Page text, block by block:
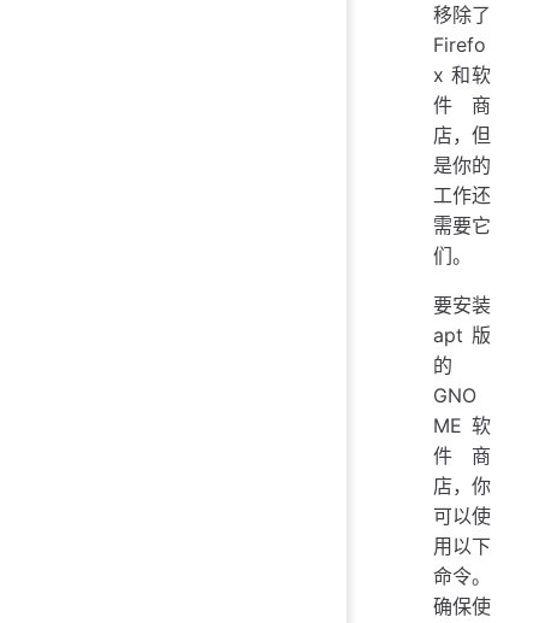
移除了
Firefo
x 和软
件商
店，但
是你的
工作还
需要它
们。
要安装
apt 版
的
GNO
ME 软
件商
店，你
可以使
用以下
命令。
确保使